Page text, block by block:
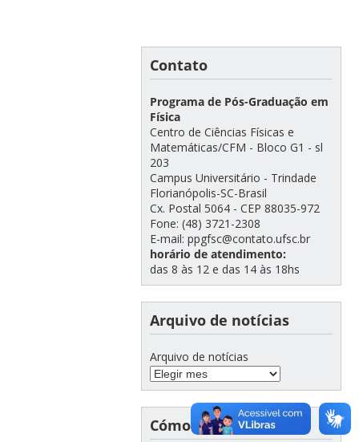
Contato
Programa de Pós-Graduação em
Física
Centro de Ciências Físicas e
Matemáticas/CFM - Bloco G1 - sl
203
Campus Universitário - Trindade
Florianópolis-SC-Brasil
Cx. Postal 5064 - CEP 88035-972
Fone: (48) 3721-2308
E-mail: ppgfsc@contato.ufsc.br
horário de atendimento:
das 8 às 12 e das 14 às 18hs
Arquivo de notícias
Arquivo de notícias
Cómo llegar